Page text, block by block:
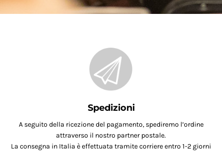
Spedizioni
A seguito della ricezione del pagamento, spediremo l’ordine
attraverso il nostro partner postale.
La consegna in Italia è effettuata tramite corriere entro 1-2 giorni